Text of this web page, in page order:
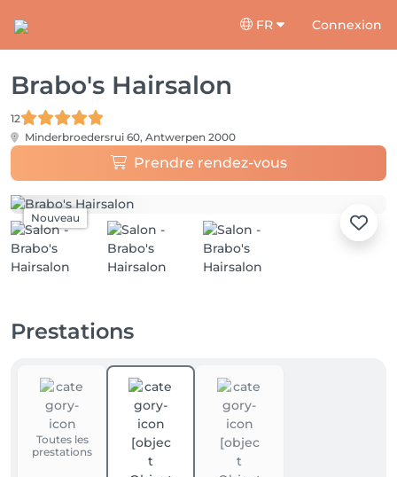
FR Connexion
Brabo's Hairsalon
12
Minderbroedersrui 60, Antwerpen 2000
Prendre rendez-vous
Nouveau
Prestations
Toutes les
prestations